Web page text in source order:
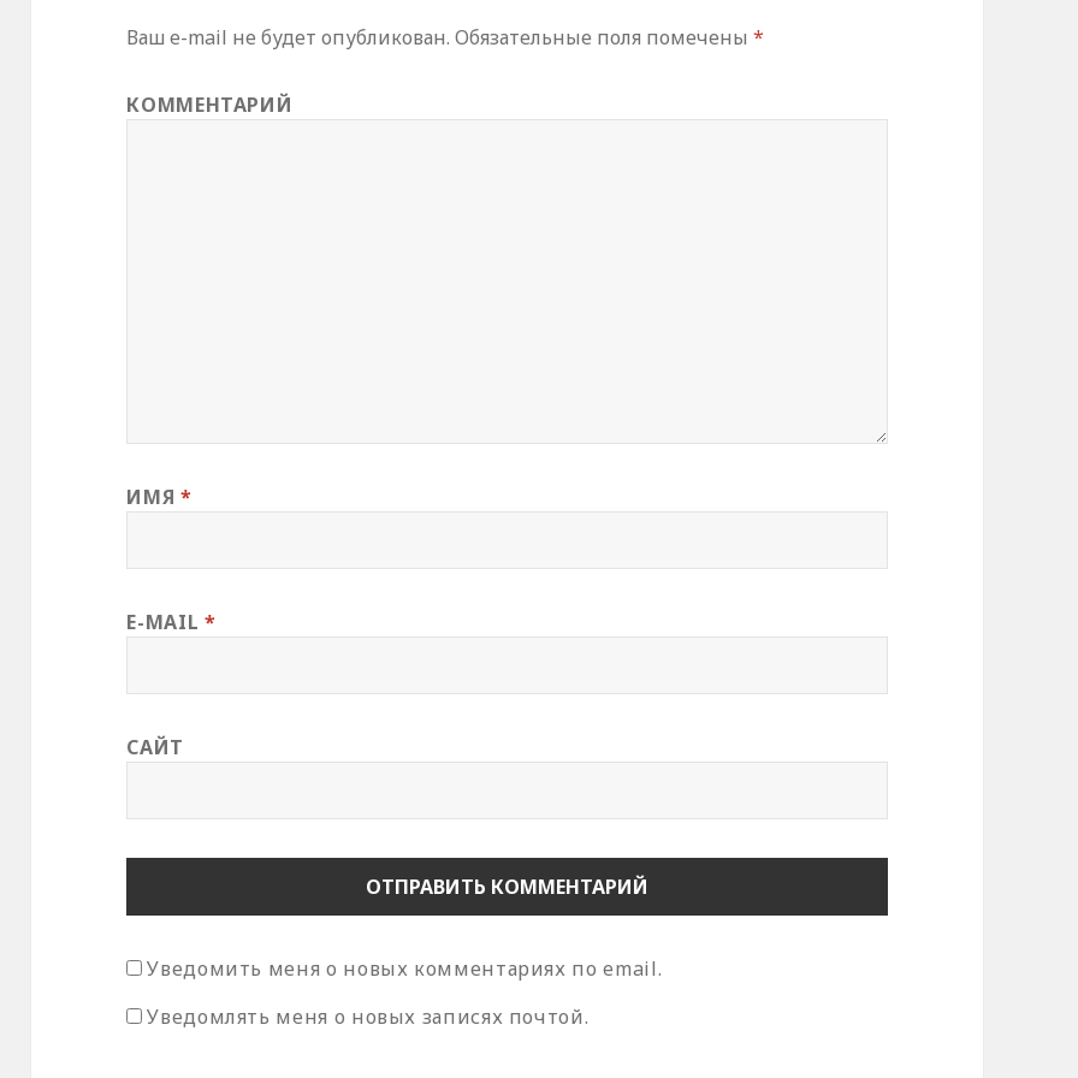
Ваш e-mail не будет опубликован. Обязательные поля помечены*
КОММЕНТАРИЙ
ИМЯ *
E-MAIL *
САЙТ
Уведомить меня о новых комментариях по email.
Уведомлять меня о новых записях почтой.